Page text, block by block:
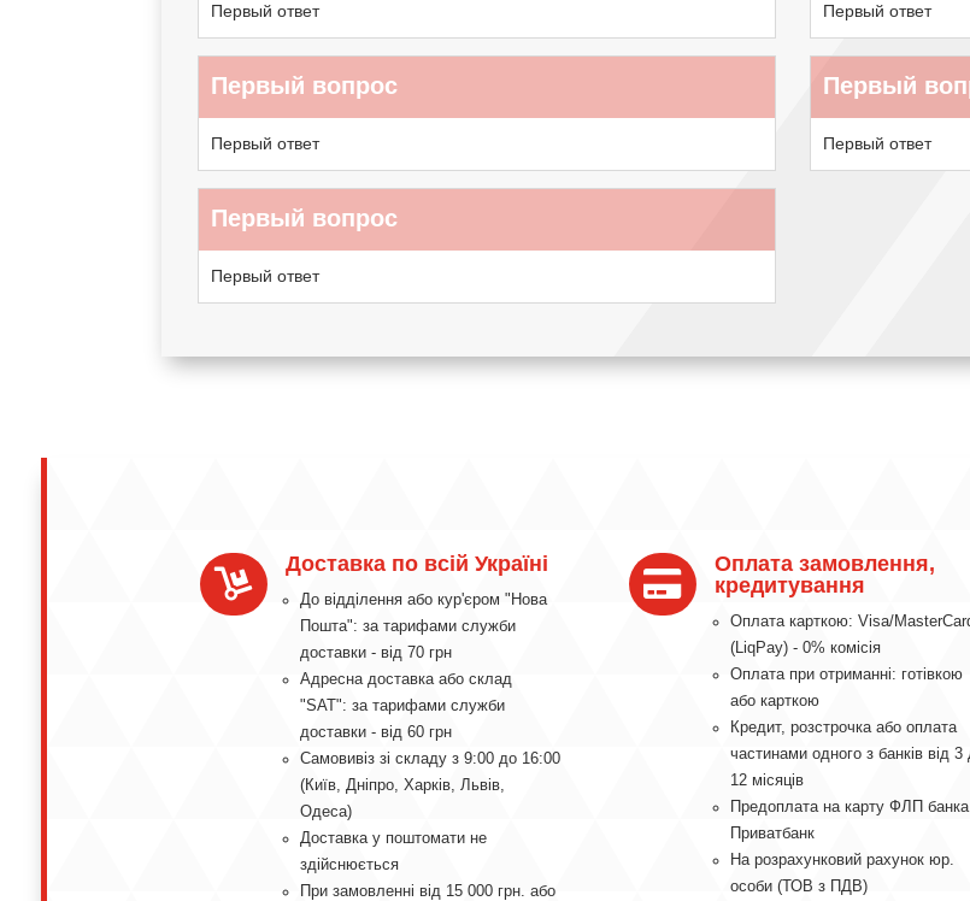
Первый ответ Первый ответ
Первый вопрос
Первый ответ
Первый
Первый ответ
Первый вопрос
Первый ответ

Доставка по всій Україні
До відділення або кур'єром "Нова
Пошта": за тарифами служби
доставки - від 70 грн
Адресна доставка або склад
"SAT": за тарифами служби
доставки - від 60 грн
Самовивіз зі складу з 9:00 до 16:00
(Київ, Дніпро, Харків, Львів,
Одеса)
Доставка у поштомати не
здійснюється
При замовленні від 15 000 грн. або

Оплата замовлення,
кредитування
Оплата карткою: Visa/
(LiqPay) - 0% комісія
Оплата при отриманні: готівкою
або карткою
Кредит, розстрочка або оплата
частинами одного з банків від 3
12 місяців
Предоплата на карту ФЛП банка
Приватбанк
На розрахунковий рахунок юр.
особи (ТОВ з ПДВ)